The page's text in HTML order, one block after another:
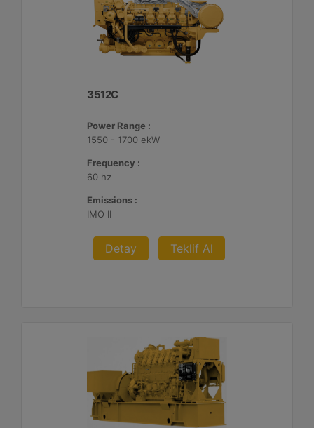
3512C
Power Range :
1550 - 1700 ekW
Frequency :
60 hz
Emissions :
IMO II
Detay Teklif Al